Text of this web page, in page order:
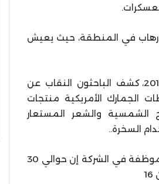
في المنطقة، حيث يعيش
في السنوات الأربع منذ بداية حملة الإعتقال الجماعي في عام 2017، كشف الباحثون النقاب عن
الجمارك الأمريكية منتجات
الشمسية والشعر المستعار
السخرة..
في مكالمة أخرى من إذاعة آسيا الحرة في اليوم التالي، قالت نفس الموظفة في الشركة إن حوالي 30